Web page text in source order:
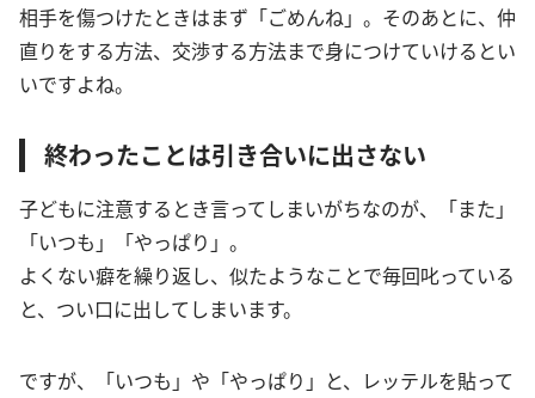
相手を傷つけたときはまず「ごめんね」。そのあとに、仲
直りをする方法、交渉する方法まで身につけていけるとい
いですよね。
終わったことは引き合いに出さない
子どもに注意するとき言ってしまいがちなのが、「また」
「いつも」「やっぱり」。
よくない癖を繰り返し、似たようなことで毎回叱っている
と、つい口に出してしまいます。
ですが、「いつも」や「やっぱり」と、レッテルを貼って